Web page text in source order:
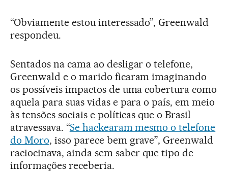
“Obviamente estou interessado”, Greenwald
respondeu.
Sentados na cama ao desligar o telefone,
Greenwald e o marido ficaram imaginando
os possíveis impactos de uma cobertura como
aquela para suas vidas e para o país, em meio
às tensões sociais e políticas que o Brasil
atravessava. “Se hackearam mesmo o telefone
do Moro, isso parece bem grave”, Greenwald
raciocinava, ainda sem saber que tipo de
informações receberia.